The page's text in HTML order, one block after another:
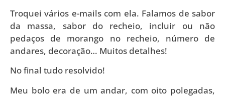
Troquei vários e-mails com ela. Falamos de sabor
da massa, sabor do recheio, incluir ou não
pedaços de morango no recheio, número de
andares, decoração… Muitos detalhes!
No final tudo resolvido!
Meu bolo era de um andar, com oito polegadas,